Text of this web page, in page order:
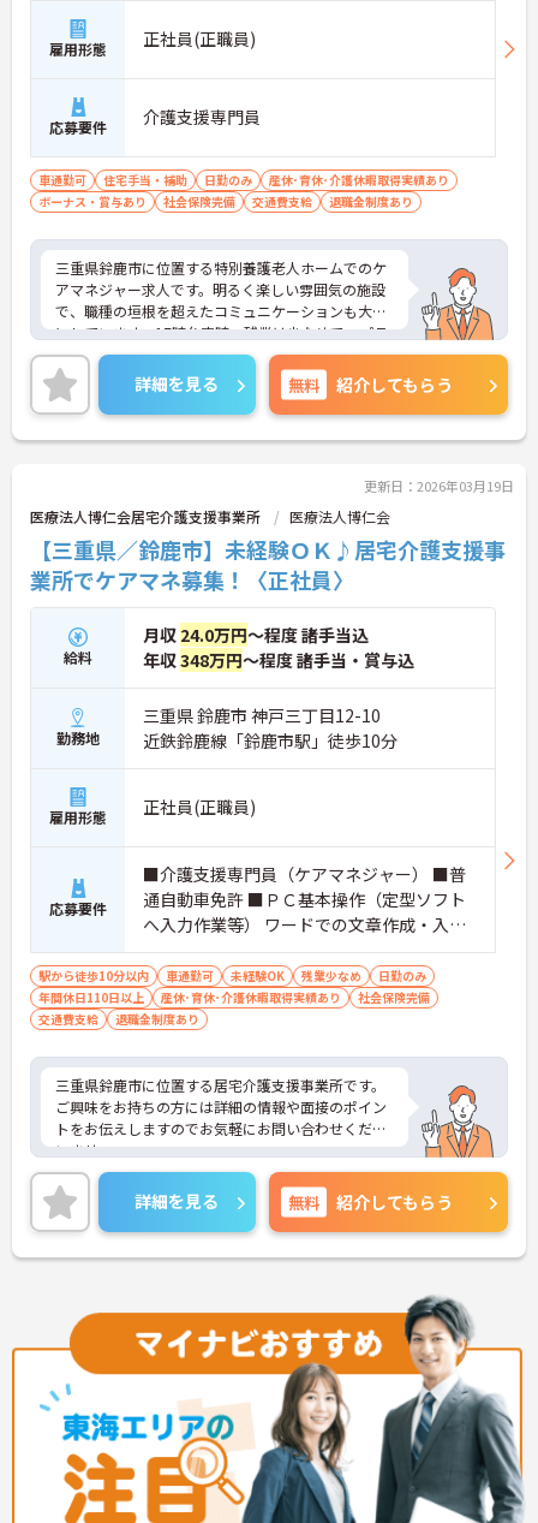
雇用形態 正社員(正職員)
応募要件 介護支援専門員
車通勤可 住宅手当・補助 日勤のみ
産休･育休･介護休暇取得実績あり
ボーナス・賞与あり
社会保険完備 交通費支給 退職金制度あり
三重県鈴鹿市に位置する特別養護老人ホームでのケ
アマネジャー求人です。明るく楽しい雰囲気の施設
で、職種の垣根を超えたコミュニケーションも大切
にしています。17時台定時、残業は少なめで、プラ
イベートとの両立もしやすいです。ご興味のある方
には、面接対策ポイントなど、さらに詳細をお話し
いたしますのでお気軽にご相談ください！
詳細を見る 無料 紹介してもらう
更新日：2026年03月19日
医療法人博仁会居宅介護支援事業所 医療法人博仁会
【三重県／鈴鹿市】未経験ＯＫ♪居宅介護支援事
業所でケアマネ募集！〈正社員〉
給料
月収 24.0万円～程度 諸手当込
年収348万円～程度 諸手当・賞与込
勤務地
三重県 鈴鹿市 神戸三丁目12-10
近鉄鈴鹿線「鈴鹿市駅」徒歩10分
雇用形態 正社員(正職員)
応募要件
■介護支援専門員（ケアマネジャー） ■普
通自動車免許 ■ＰＣ基本操作（定型ソフト
へ入力作業等） ワードでの文章作成・入力
程度 エクセルでの表作成・入力程度 ■未経
験の方も応募可能
駅から徒歩10分以内 車通勤可 未経験OK 残業少なめ
日勤のみ
年間休日110日以上
産休･育休･介護休暇取得実績あり
社会保険完備
交通費支給
退職金制度あり
三重県鈴鹿市に位置する居宅介護支援事業所です。
ご興味をお持ちの方には詳細の情報や面接のポイン
トをお伝えしますのでお気軽にお問い合わせくださ
いませ。
詳細を見る 無料 紹介してもらう